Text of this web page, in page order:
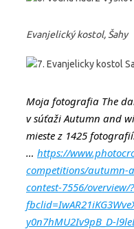
Evanjelický kostol, Šahy
Moja fotografia The
v súťaži Autumn and
mieste z 1425
… https://
competitions/autumn-
contest-7556/overview/?
y0n7hMU2Iv9pB_D-